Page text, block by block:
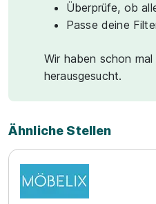
Überprüfe, ob
Passe deine
Wir haben schon
herausgesucht.
Ähnliche Stellen